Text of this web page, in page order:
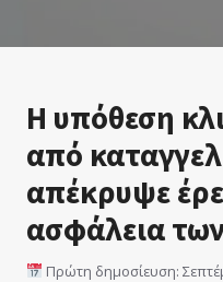
Η υπόθεση
από
απέκρυψε
ασφάλεια
Πρώτη δημοσίευση: